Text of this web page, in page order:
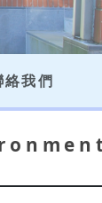
絡我們